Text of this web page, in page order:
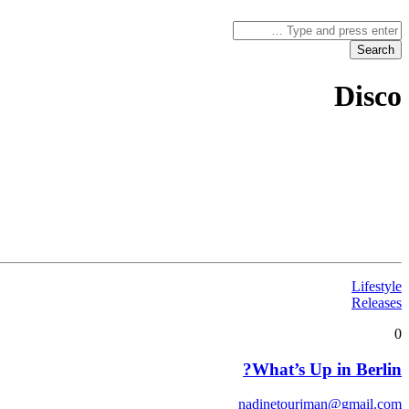
Disco
Lifestyle
Releases
0
What’s Up in Berlin?
nadinetourjman@gmail.com